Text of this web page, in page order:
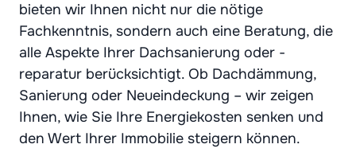
bieten wir Ihnen nicht nur die nötige
Fachkenntnis, sondern auch eine Beratung, die
alle Aspekte Ihrer Dachsanierung oder -
reparatur berücksichtigt. Ob Dachdämmung,
Sanierung oder Neueindeckung – wir zeigen
Ihnen, wie Sie Ihre Energiekosten senken und
den Wert Ihrer Immobilie steigern können.